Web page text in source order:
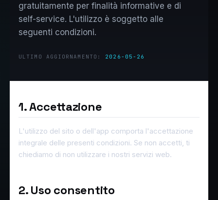
gratuitamente per finalità informative e di
self-service. L'utilizzo è soggetto alle
seguenti condizioni.
ULTIMO AGGIORNAMENTO: 2026-05-26
1. Accettazione
L'utilizzo del sito o dell'app comporta l'accettazione
integrale delle presenti condizioni. Se non accetti, ti
chiediamo di non utilizzare i nostri servizi web.
2. Uso consentito